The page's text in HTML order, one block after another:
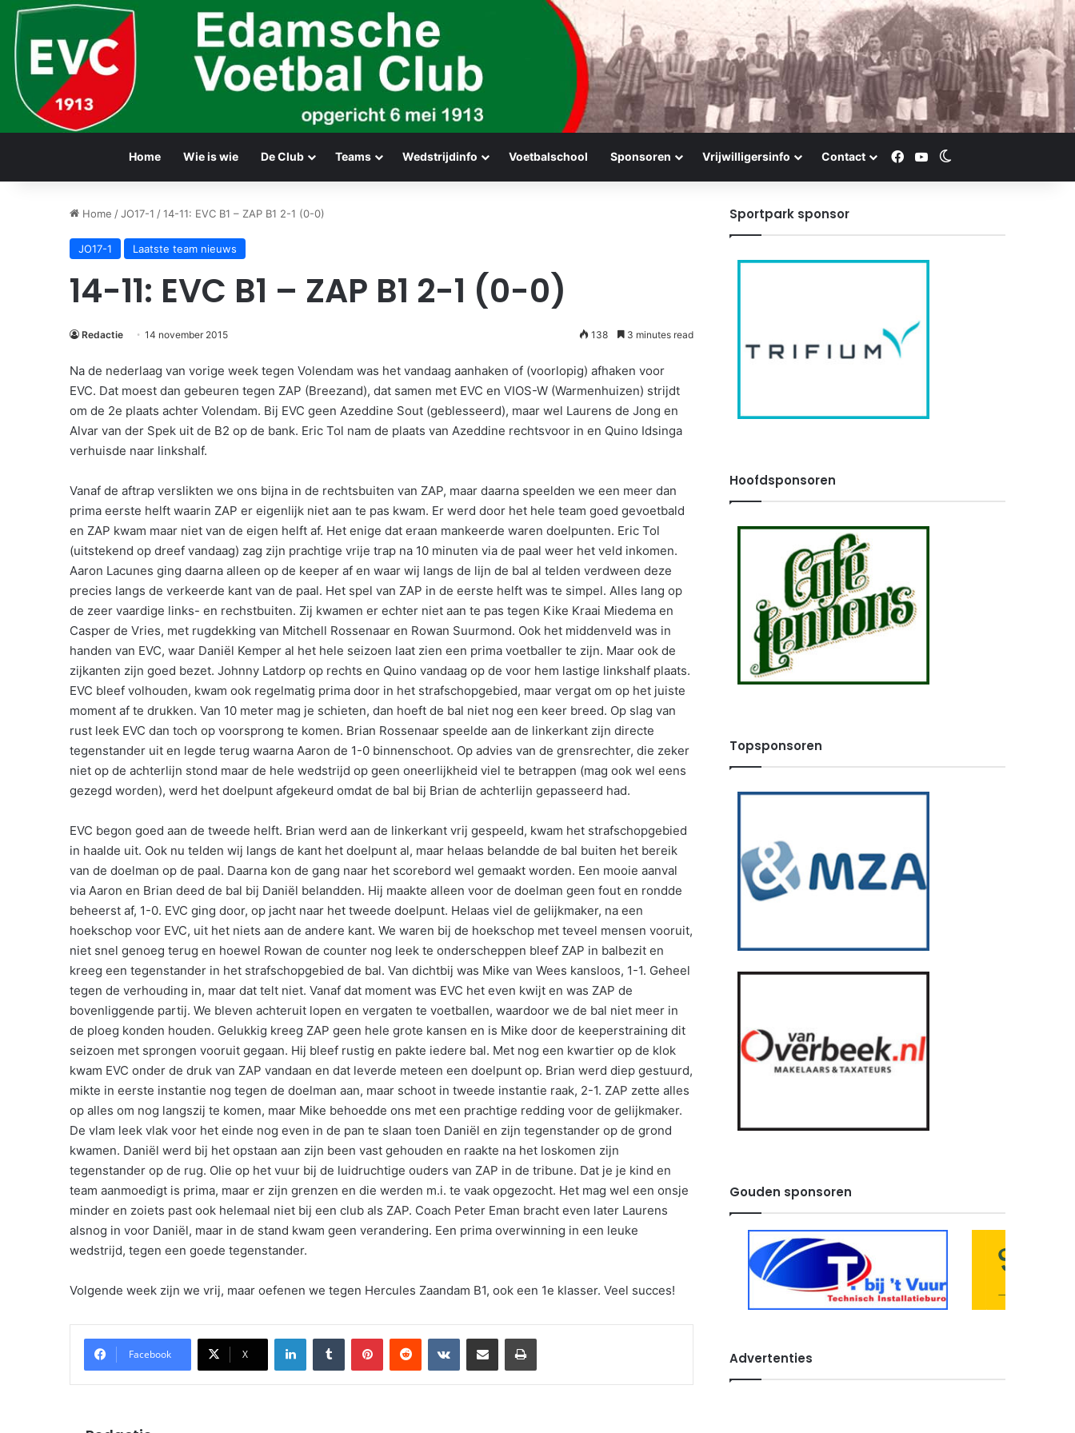
Home Wie is wie De Club Teams Wedstrijdinfo Voetbalschool Sponsoren Vrijwilligersinfo Contact Facebook
YouTube
Home /JO17-1 /14-11: EVC B1 – ZAP B1 2-1 (0-0)
JO17-1 Laatste team nieuws
14-11: EVC B1 – ZAP B1 2-1 (0-0)
Redactie 14 november 2015 138 3 minutes read
Na de nederlaag van vorige week tegen Volendam was het vandaag aanhaken of (voorlopig) afhaken voor
EVC. Dat moest dan gebeuren tegen ZAP (Breezand), dat samen met EVC en VIOS-W (Warmenhuizen) strijdt
om de 2e plaats achter Volendam. Bij EVC geen Azeddine Sout (geblesseerd), maar wel Laurens de Jong en
Alvar van der Spek uit de B2 op de bank. Eric Tol nam de plaats van Azeddine rechtsvoor in en Quino Idsinga
verhuisde naar linkshalf.
Vanaf de aftrap verslikten we ons bijna in de rechtsbuiten van ZAP, maar daarna speelden we een meer dan
prima eerste helft waarin ZAP er eigenlijk niet aan te pas kwam. Er werd door het hele team goed gevoetbald
en ZAP kwam maar niet van de eigen helft af. Het enige dat eraan mankeerde waren doelpunten. Eric Tol
(uitstekend op dreef vandaag) zag zijn prachtige vrije trap na 10 minuten via de paal weer het veld inkomen.
Aaron Lacunes ging daarna alleen op de keeper af en waar wij langs de lijn de bal al telden verdween deze
precies langs de verkeerde kant van de paal. Het spel van ZAP in de eerste helft was te simpel. Alles lang op
de zeer vaardige links- en rechstbuiten. Zij kwamen er echter niet aan te pas tegen Kike Kraai Miedema en
Casper de Vries, met rugdekking van Mitchell Rossenaar en Rowan Suurmond. Ook het middenveld was in
handen van EVC, waar Daniël Kemper al het hele seizoen laat zien een prima voetballer te zijn. Maar ook de
zijkanten zijn goed bezet. Johnny Latdorp op rechts en Quino vandaag op de voor hem lastige linkshalf plaats.
EVC bleef volhouden, kwam ook regelmatig prima door in het strafschopgebied, maar vergat om op het juiste
moment af te drukken. Van 10 meter mag je schieten, dan hoeft de bal niet nog een keer breed. Op slag van
rust leek EVC dan toch op voorsprong te komen. Brian Rossenaar speelde aan de linkerkant zijn directe
tegenstander uit en legde terug waarna Aaron de 1-0 binnenschoot. Op advies van de grensrechter, die zeker
niet op de achterlijn stond maar de hele wedstrijd op geen oneerlijkheid viel te betrappen (mag ook wel eens
gezegd worden), werd het doelpunt afgekeurd omdat de bal bij Brian de achterlijn gepasseerd had.
EVC begon goed aan de tweede helft. Brian werd aan de linkerkant vrij gespeeld, kwam het strafschopgebied
in haalde uit. Ook nu telden wij langs de kant het doelpunt al, maar helaas belandde de bal buiten het bereik
van de doelman op de paal. Daarna kon de gang naar het scorebord wel gemaakt worden. Een mooie aanval
via Aaron en Brian deed de bal bij Daniël belandden. Hij maakte alleen voor de doelman geen fout en rondde
beheerst af, 1-0. EVC ging door, op jacht naar het tweede doelpunt. Helaas viel de gelijkmaker, na een
hoekschop voor EVC, uit het niets aan de andere kant. We waren bij de hoekschop met teveel mensen vooruit,
niet snel genoeg terug en hoewel Rowan de counter nog leek te onderscheppen bleef ZAP in balbezit en
kreeg een tegenstander in het strafschopgebied de bal. Van dichtbij was Mike van Wees kansloos, 1-1. Geheel
tegen de verhouding in, maar dat telt niet. Vanaf dat moment was EVC het even kwijt en was ZAP de
bovenliggende partij. We bleven achteruit lopen en vergaten te voetballen, waardoor we de bal niet meer in
de ploeg konden houden. Gelukkig kreeg ZAP geen hele grote kansen en is Mike door de keeperstraining dit
seizoen met sprongen vooruit gegaan. Hij bleef rustig en pakte iedere bal. Met nog een kwartier op de klok
kwam EVC onder de druk van ZAP vandaan en dat leverde meteen een doelpunt op. Brian werd diep gestuurd,
mikte in eerste instantie nog tegen de doelman aan, maar schoot in tweede instantie raak, 2-1. ZAP zette alles
op alles om nog langszij te komen, maar Mike behoedde ons met een prachtige redding voor de gelijkmaker.
De vlam leek vlak voor het einde nog even in de pan te slaan toen Daniël en zijn tegenstander op de grond
kwamen. Daniël werd bij het opstaan aan zijn been vast gehouden en raakte na het loskomen zijn
tegenstander op de rug. Olie op het vuur bij de luidruchtige ouders van ZAP in de tribune. Dat je je kind en
team aanmoedigt is prima, maar er zijn grenzen en die werden m.i. te vaak opgezocht. Het mag wel een onsje
minder en zoiets past ook helemaal niet bij een club als ZAP. Coach Peter Eman bracht even later Laurens
alsnog in voor Daniël, maar in de stand kwam geen verandering. Een prima overwinning in een leuke
wedstrijd, tegen een goede tegenstander.
Volgende week zijn we vrij, maar oefenen we tegen Hercules Zaandam B1, ook een 1e klasser. Veel succes!
Facebook X
LinkedInTumblr PinterestReddit VKontakteShare via Email Print
Sportpark sponsor
Hoofdsponsoren
Topsponsoren
Gouden sponsoren
Advertenties